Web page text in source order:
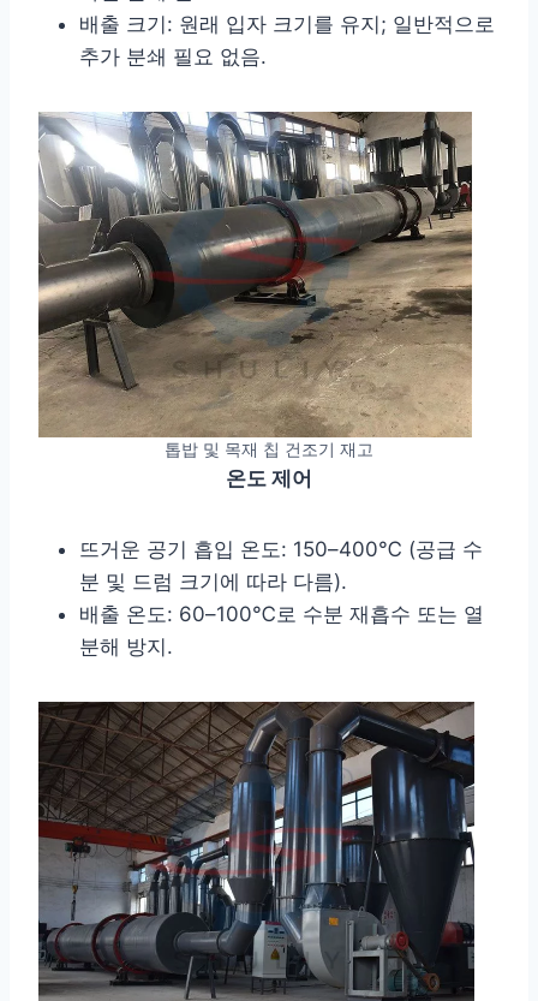
배출 크기: 원래 입자 크기를 유지; 일반적으로
추가 분쇄 필요 없음.
톱밥 및 목재 칩 건조기 재고
온도 제어
뜨거운 공기 흡입 온도: 150–400℃ (공급 수
분 및 드럼 크기에 따라 다름).
배출 온도: 60–100℃로 수분 재흡수 또는 열
분해 방지.